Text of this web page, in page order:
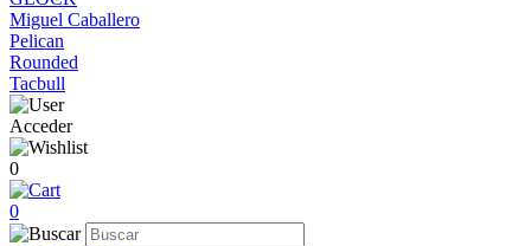
Miguel Caballero
Pelican
Rounded
Tacbull
Acceder
0
0